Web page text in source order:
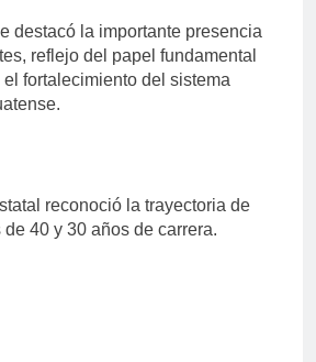
destacó la importante presencia
reflejo del papel fundamental
fortalecimiento del sistema
reconoció la trayectoria de
40 y 30 años de carrera.